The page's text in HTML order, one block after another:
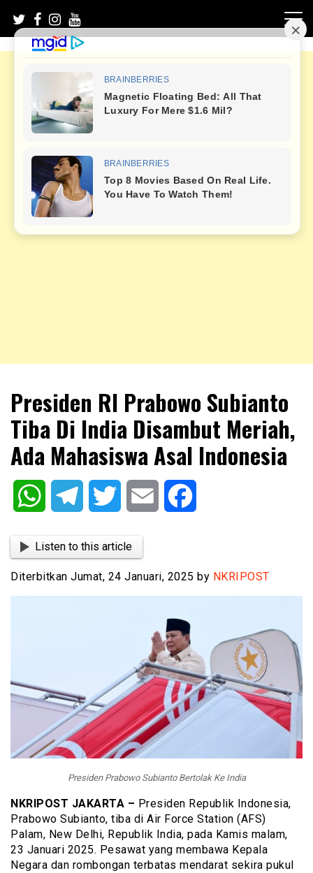
content
NKRIPOST
Presiden RI Prabowo Subianto
Tiba Di India Disambut Meriah,
Ada Mahasiswa Asal Indonesia
WhatsAppTelegram Twitter Email
Listen to this article
Diterbitkan Jumat, 24 Januari, 2025 by NKRIPOST
Presiden Prabowo Subianto Bertolak Ke India
NKRIPOST JAKARTA – Presiden Republik Indonesia,
Prabowo Subianto, tiba di Air Force Station (AFS)
Palam, New Delhi, Republik India, pada Kamis malam,
23 Januari 2025. Pesawat yang membawa Kepala
Negara dan rombongan terbatas mendarat sekira pukul